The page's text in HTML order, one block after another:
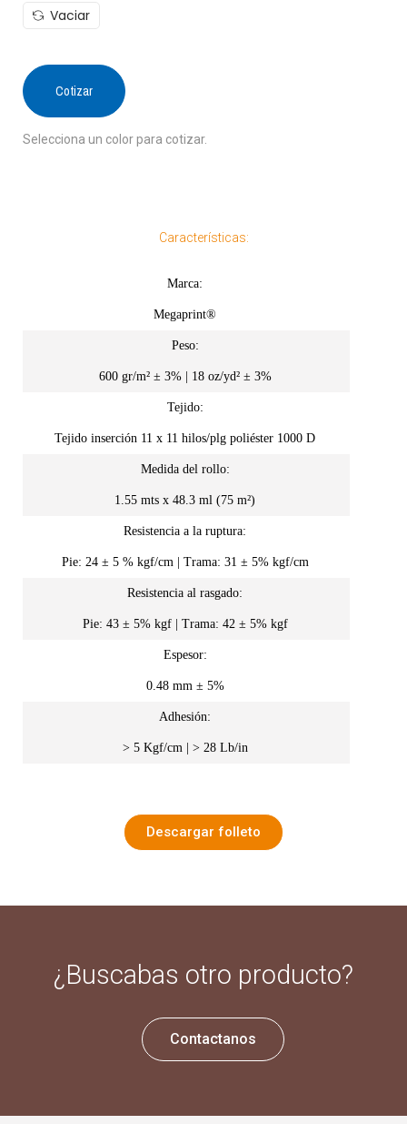
Vaciar
Cotizar
Selecciona un color para cotizar.
Características:
Marca:
Megaprint®
Peso:
600 gr/m² ± 3% | 18 oz/yd² ± 3%
Tejido:
Tejido inserción 11 x 11 hilos/plg poliéster 1000 D
Medida del rollo:
1.55 mts x 48.3 ml (75 m²)
Resistencia a la ruptura:
Pie: 24 ± 5 % kgf/cm | Trama: 31 ± 5% kgf/cm
Resistencia al rasgado:
Pie: 43 ± 5% kgf | Trama: 42 ± 5% kgf
Espesor:
0.48 mm ± 5%
Adhesión:
> 5 Kgf/cm | > 28 Lb/in
Descargar folleto
¿Buscabas otro producto?
Contactanos